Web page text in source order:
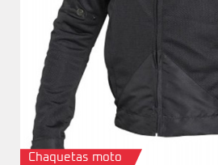
Chaquetas moto